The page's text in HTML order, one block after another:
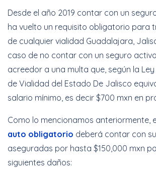
Desde el año 2019 contar con un
ha vuelto un requisito obligatorio para
de cualquier vialidad Guadalajara,
caso de no contar con un seguro
acreedor a una multa que, según la
de Vialidad del Estado De Jalisco
salario mínimo, es decir $700 mxn en
Como lo mencionamos anteriormente,
auto obligatorio deberá contar con
aseguradas por hasta $150,000 mxn
siguientes daños: